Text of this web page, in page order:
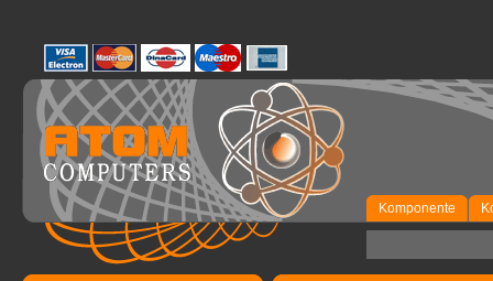
Komponente